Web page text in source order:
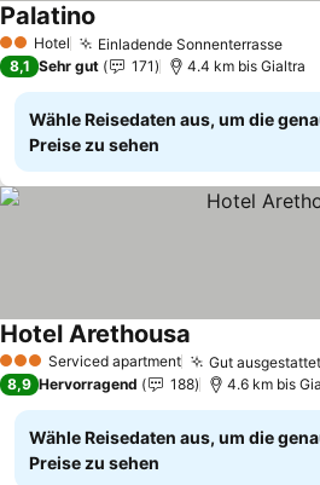
2 Sterne
Hotel Einladende Sonnenterrasse
Palatino
8,1 Sehr gut 171 4.4 km bis Gialtra
Wähle Reisedaten aus, um die
Preise zu sehen
3 SterneServiced apartment Gut
Hotel Arethousa
8,9 Hervorragend 188 4.6 km bis
Wähle Reisedaten aus, um die
Preise zu sehen